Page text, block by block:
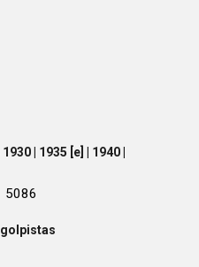
| 1935 [e] | 1940 |
5086